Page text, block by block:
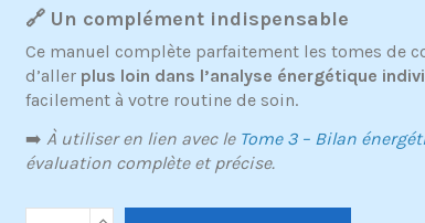
🔗 Un complément indispensable
Ce manuel complète parfaitement les tomes de
d’aller plus loin dans l’analyse énergétique
facilement à votre routine de soin.
➡️ À utiliser en lien avec le Tome 3 – Bilan
évaluation complète et précise.